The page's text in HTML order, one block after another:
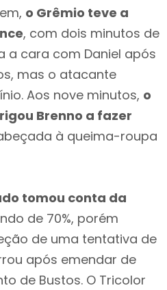
o Grêmio teve a
, com dois minutos de
a cara com Daniel após
mas o atacante
Aos nove minutos, o
Brenno a fazer
à queima-roupa
tomou conta da
de 70%, porém
de uma tentativa de
após emendar de
de Bustos. O Tricolor